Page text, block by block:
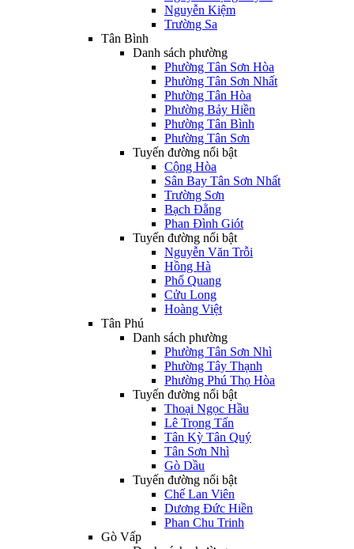
Nguyễn Kiệm
Trường Sa
Tân Bình
Danh sách phường
Phường Tân Sơn Hòa
Phường Tân Sơn Nhất
Phường Tân Hòa
Phường Bảy Hiền
Phường Tân Bình
Phường Tân Sơn
Tuyến đường nổi bật
Cộng Hòa
Sân Bay Tân Sơn Nhất
Trường Sơn
Bạch Đằng
Phan Đình Giót
Tuyến đường nổi bật
Nguyễn Văn Trỗi
Hồng Hà
Phổ Quang
Cửu Long
Hoàng Việt
Tân Phú
Danh sách phường
Phường Tân Sơn Nhì
Phường Tây Thạnh
Phường Phú Thọ Hòa
Tuyến đường nổi bật
Thoại Ngọc Hầu
Lê Trọng Tấn
Tân Kỳ Tân Quý
Tân Sơn Nhì
Gò Dầu
Tuyến đường nổi bật
Chế Lan Viên
Dương Đức Hiền
Phan Chu Trinh
Gò Vấp